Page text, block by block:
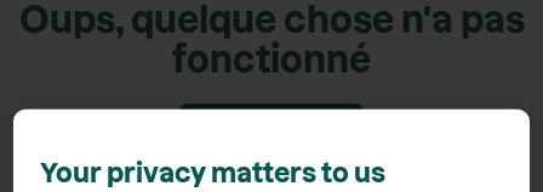
Oups, quelque chose n'a pas
fonctionné
Your privacy matters to us